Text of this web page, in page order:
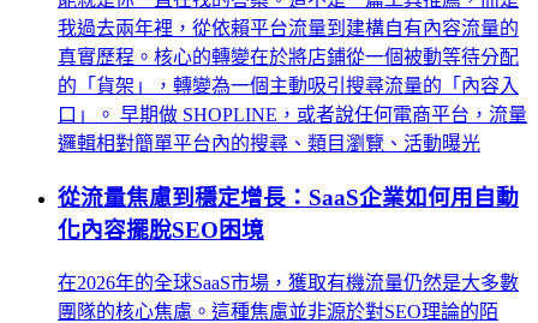
我過去兩年裡，從依賴平台流量到建構自有內容流量的
真實歷程。核心的轉變在於將店鋪從一個被動等待分配
的「貨架」，轉變為一個主動吸引搜尋流量的「內容入
口」。 早期做 SHOPLINE，或者說任何電商平台，流量
邏輯相對簡單平台內的搜尋、類目瀏覽、活動曝光
從流量焦慮到穩定增長：SaaS企業如何用自動
化內容擺脫SEO困境
在2026年的全球SaaS市場，獲取有機流量仍然是大多數
團隊的核心焦慮。這種焦慮並非源於對SEO理論的陌